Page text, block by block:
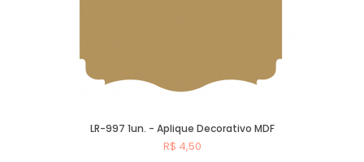
LR-997 1un. - Aplique Decorativo MDF
R$ 4,50